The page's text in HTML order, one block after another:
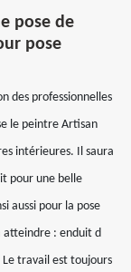
pose de
pose
des professionnelles
le peintre Artisan
intérieures. Il saura
pour une belle
aussi pour la pose
atteindre : enduit d
travail est toujours